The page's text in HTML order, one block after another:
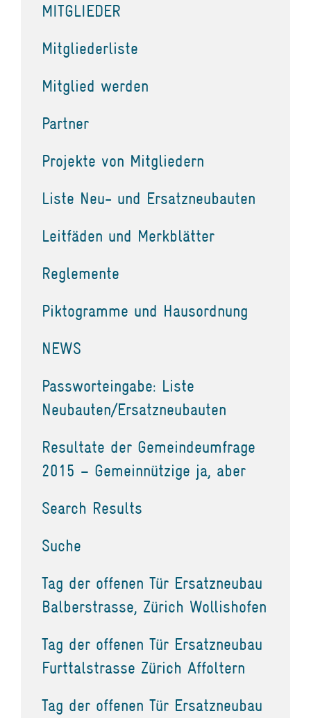
MITGLIEDER
Mitgliederliste
Mitglied werden
Partner
Projekte von Mitgliedern
Liste Neu- und Ersatzneubauten
Leitfäden und Merkblätter
Reglemente
Piktogramme und Hausordnung
NEWS
Passworteingabe: Liste
Neubauten/Ersatzneubauten
Resultate der Gemeindeumfrage
2015 – Gemeinnützige ja, aber
Search Results
Suche
Tag der offenen Tür Ersatzneubau
Balberstrasse, Zürich Wollishofen
Tag der offenen Tür Ersatzneubau
Furttalstrasse Zürich Affoltern
Tag der offenen Tür Ersatzneubau